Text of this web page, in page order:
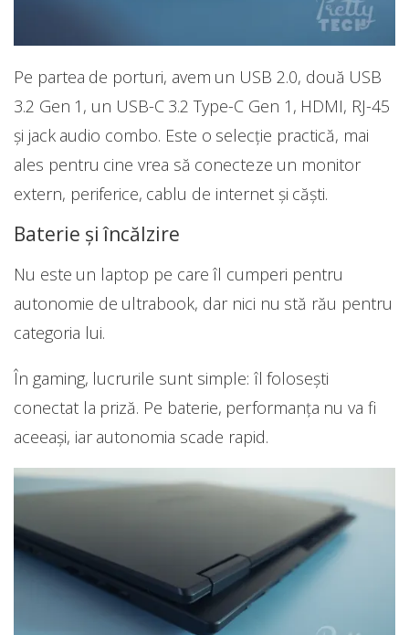
Pe partea de porturi, avem un USB 2.0, două USB
3.2 Gen 1, un USB-C 3.2 Type-C Gen 1, HDMI, RJ-45
și jack audio combo. Este o selecție practică, mai
ales pentru cine vrea să conecteze un monitor
extern, periferice, cablu de internet și căști.
Baterie și încălzire
Nu este un laptop pe care îl cumperi pentru
autonomie de ultrabook, dar nici nu stă rău pentru
categoria lui.
În gaming, lucrurile sunt simple: îl folosești
conectat la priză. Pe baterie, performanța nu va fi
aceeași, iar autonomia scade rapid.